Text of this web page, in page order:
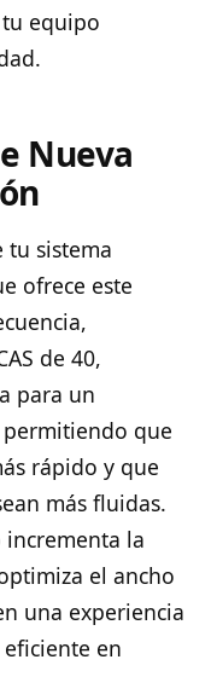
equipo
Nueva
tu sistema
ofrece este
de 40,
para un
que
rápido y que
más fluidas.
incrementa la
el ancho
una experiencia
en